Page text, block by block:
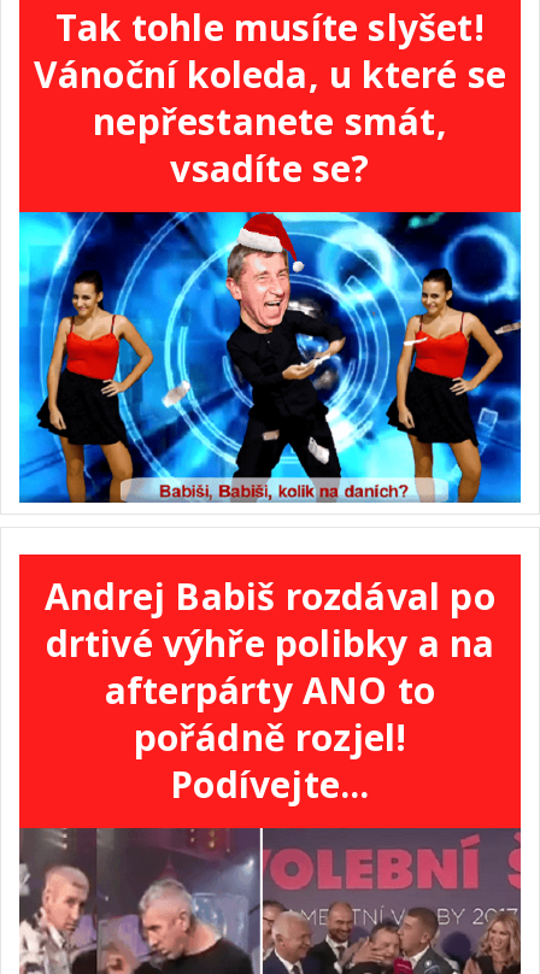
Tak tohle musíte slyšet!
Vánoční koleda, u které se
nepřestanete smát,
vsadíte se?
Andrej Babiš rozdával po
drtivé výhře polibky a na
afterpárty ANO to
pořádně rozjel!
Podívejte...